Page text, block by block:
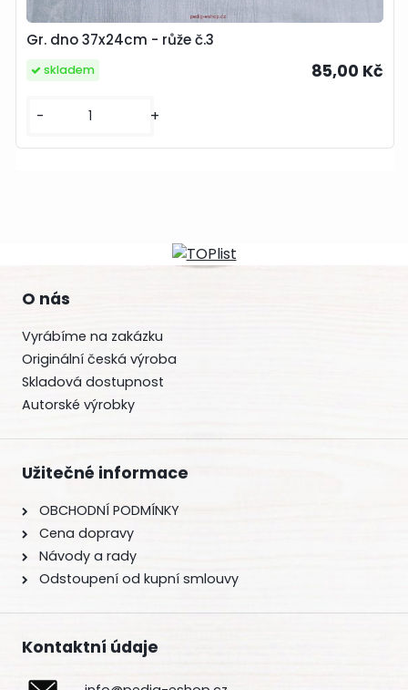
Gr. dno 37x24cm - růže č.3
85,00 Kč
- +
skladem
O nás
Vyrábíme na zakázku
Originální česká výroba
Skladová dostupnost
Autorské výrobky
Užitečné informace
OBCHODNÍ PODMÍNKY
Cena dopravy
Návody a rady
Odstoupení od kupní smlouvy
Kontaktní údaje